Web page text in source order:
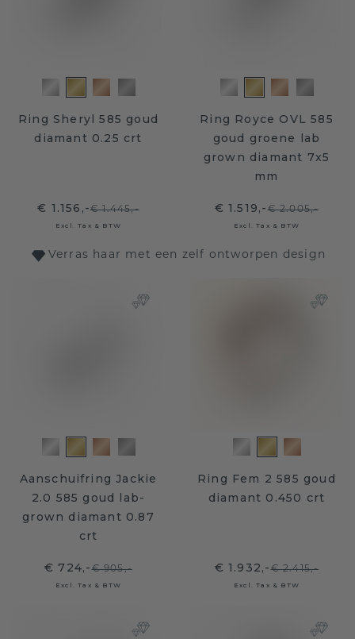
Ring Sheryl 585 goud
diamant 0.25 crt
€ 1.156,-€ 1.445,-
Excl. Tax & BTW
Ring Royce OVL 585
goud groene lab
grown diamant 7x5
mm
€ 1.519,-€ 2.005,-
Excl. Tax & BTW
Verras haar met een zelf ontworpen design
Aanschuifring Jackie
2.0 585 goud lab-
grown diamant 0.87
crt
€ 724,-€ 905,-
Excl. Tax & BTW
Ring Fem 2 585 goud
diamant 0.450 crt
€ 1.932,-€ 2.415,-
Excl. Tax & BTW